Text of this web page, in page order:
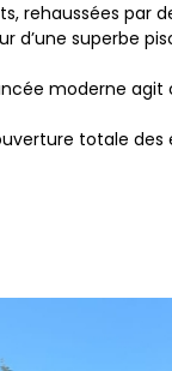
rehaussées par
d’une superbe
moderne
totale